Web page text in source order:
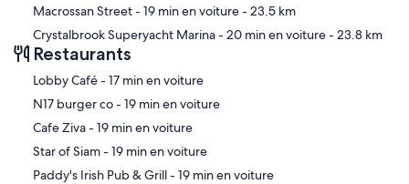
Macrossan Street- 19 min en voiture- 23.5 km
Crystalbrook Superyacht Marina- 20 min en voiture- 23.8 km
Restaurants
‪Lobby Café - ‬17 min en voiture
‪N17 burger co - ‬19 min en voiture
‪Cafe Ziva - ‬19 min en voiture
‪Star of Siam - ‬19 min en voiture
‪Paddy's Irish Pub & Grill - ‬19 min en voiture